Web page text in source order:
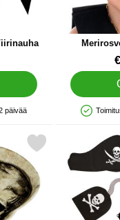
päivää
Tuote.nro
Saatavuus:
MuovilautanenMerkitse